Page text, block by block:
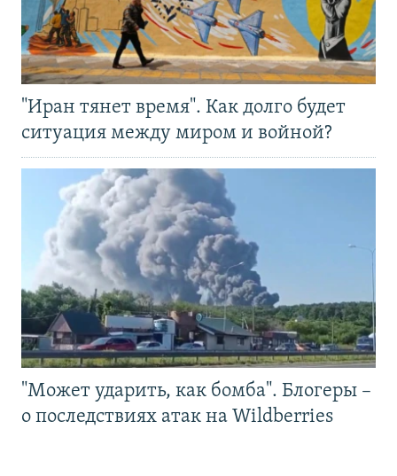
"Иран тянет время". Как долго будет
ситуация между миром и войной?
"Может ударить, как бомба". Блогеры –
о последствиях атак на Wildberries